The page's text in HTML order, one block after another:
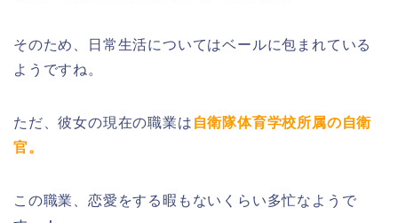
そのため、日常生活についてはベールに包まれている
ようですね。
ただ、彼女の現在の職業は 自衛隊体育学校所属の自衛
官。
この職業、恋愛をする暇もないくらい多忙なようで